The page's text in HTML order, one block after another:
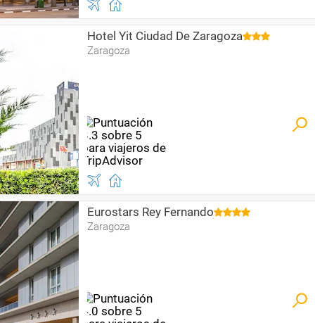
Hotel Yit Ciudad De Zaragoza
Zaragoza
Eurostars Rey Fernando
Zaragoza